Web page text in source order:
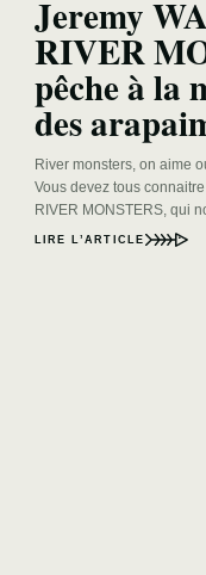
Jeremy
RIVER
pêche à la
des
River monsters, on aime
Vous devez tous
RIVER MONSTERS, qui
LIRE L’ARTICLE